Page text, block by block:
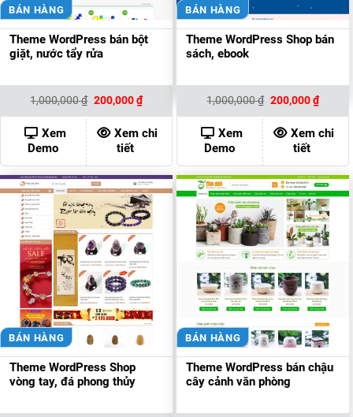
BÁN HÀNG
Theme WordPress bán bột
giặt, nước tẩy rửa
1,000,000₫ Giá
gốc
là:
1,000,000 ₫.
200,000₫Giá
hiện
tại
là:
200,000 ₫.
Xem
Demo
Xem chi
tiết
BÁN HÀNG
Theme WordPress Shop bán
sách, ebook
1,000,000₫ Giá
gốc
là:
1,000,000 ₫.
200,000₫Giá
hiện
tại
là:
Xem
Demo
Xem chi
tiết
BÁN HÀNG
Theme WordPress Shop
vòng tay, đá phong thủy
BÁN HÀNG
Theme WordPress bán chậu
cây cảnh văn phòng